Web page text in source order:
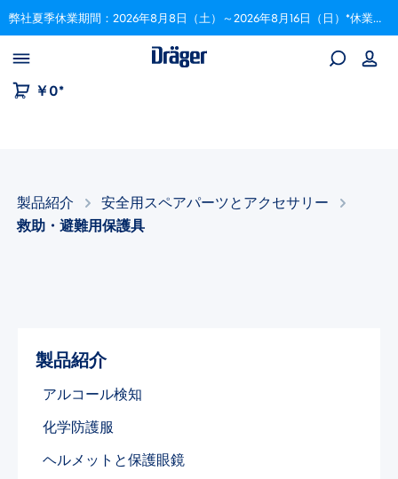
to B2B platform navigation 弊社夏季休業期間：2026年8月8日（土）～2026年8月16日（日）*休業期間中にいただいたご注文は、8月17日以降順次対応いたします。
￥0*
製品紹介
安全用スペアパーツとアクセサリー​
救助・避難用保護具​
製品紹介
アルコール検知​
化学防護服
ヘルメットと保護眼鏡​